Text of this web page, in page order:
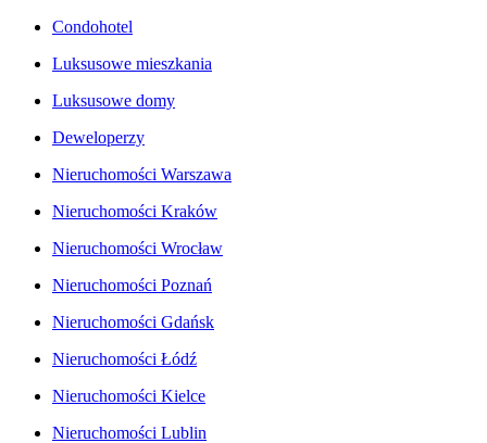
Condohotel
Luksusowe mieszkania
Luksusowe domy
Deweloperzy
Nieruchomości Warszawa
Nieruchomości Kraków
Nieruchomości Wrocław
Nieruchomości Poznań
Nieruchomości Gdańsk
Nieruchomości Łódź
Nieruchomości Kielce
Nieruchomości Lublin